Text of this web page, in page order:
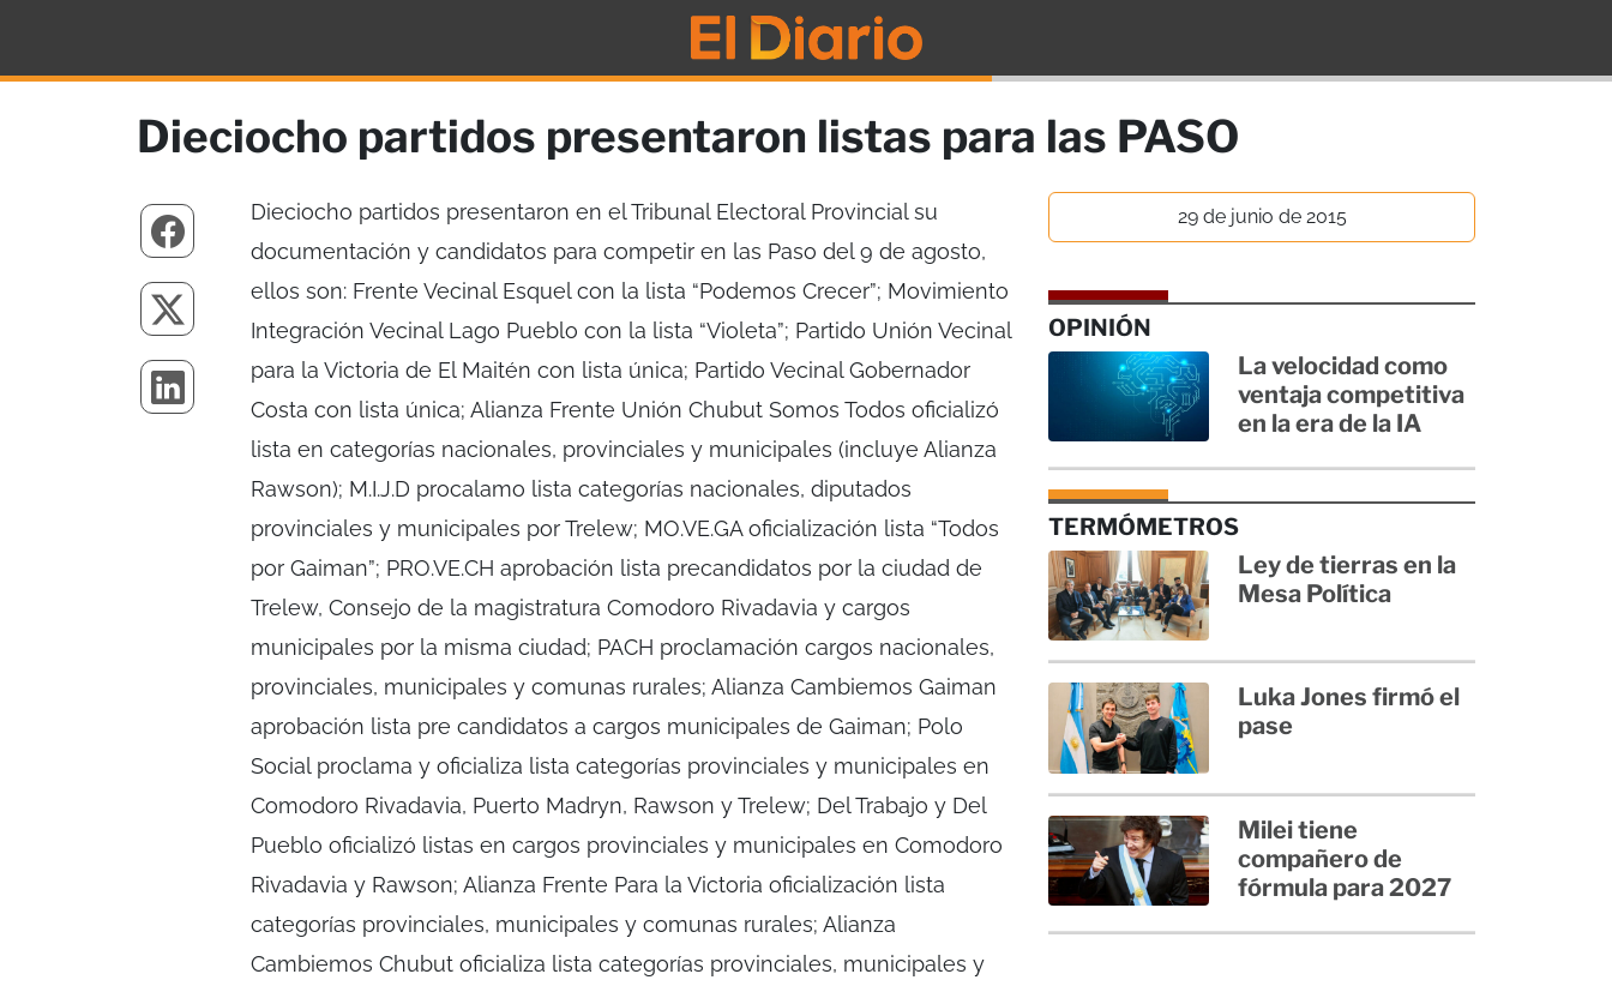
Dieciocho partidos presentaron listas para las PASO
Dieciocho partidos presentaron en el Tribunal Electoral Provincial su
documentación y candidatos para competir en las Paso del 9 de agosto,
ellos son: Frente Vecinal Esquel con la lista “Podemos Crecer”; Movimiento
Integración Vecinal Lago Pueblo con la lista “Violeta”; Partido Unión Vecinal
para la Victoria de El Maitén con lista única; Partido Vecinal Gobernador
Costa con lista única; Alianza Frente Unión Chubut Somos Todos oficializó
lista en categorías nacionales, provinciales y municipales (incluye Alianza
Rawson); M.I.J.D procalamo lista categorías nacionales, diputados
provinciales y municipales por Trelew; MO.VE.GA oficialización lista “Todos
por Gaiman”; PRO.VE.CH aprobación lista precandidatos por la ciudad de
Trelew, Consejo de la magistratura Comodoro Rivadavia y cargos
municipales por la misma ciudad; PACH proclamación cargos nacionales,
provinciales, municipales y comunas rurales; Alianza Cambiemos Gaiman
aprobación lista pre candidatos a cargos municipales de Gaiman; Polo
Social proclama y oficializa lista categorías provinciales y municipales en
Comodoro Rivadavia, Puerto Madryn, Rawson y Trelew; Del Trabajo y Del
Pueblo oficializó listas en cargos provinciales y municipales en Comodoro
Rivadavia y Rawson; Alianza Frente Para la Victoria oficialización lista
categorías provinciales, municipales y comunas rurales; Alianza
Cambiemos Chubut oficializa lista categorías provinciales, municipales y
29 de junio de 2015
OPINIÓN
La velocidad como
ventaja competitiva
en la era de la IA
TERMÓMETROS
Ley de tierras en la
Mesa Política
Luka Jones firmó el
pase
Milei tiene
compañero de
fórmula para 2027